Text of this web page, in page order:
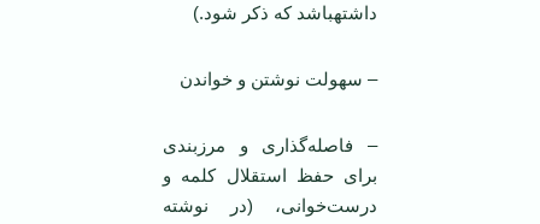
داشته­باشد که ذکر شود.)
– سهولت نوشتن و خواندن
– فاصله‌گذارى و مرزبندى
براى حفظ استقلال كلمه و
درست‌خوانى، (در نوشته